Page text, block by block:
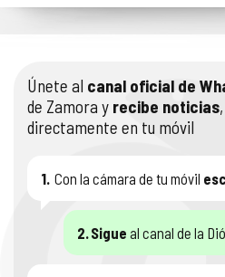
Únete al canal oficial de
de Zamora y recibe noticias
directamente en tu móvil
1. Con la cámara de tu móvil
2.Sigue al canal de la